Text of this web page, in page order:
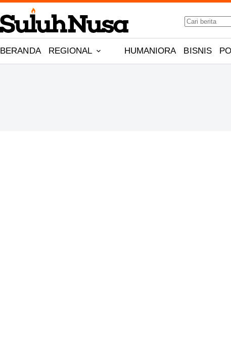
Skip
to
content
No
results
BERANDA REGIONAL HUMANIORA BISNIS